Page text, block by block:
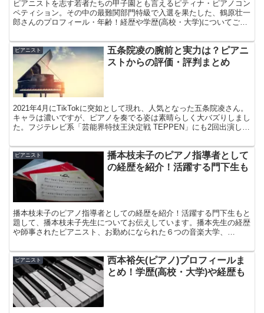
ピアニストを志す若者たちの甲子園とも言えるピティナ・ピアノコン
ペティション。その中の最難関部門特級で入選を果たした、鶴原壮一
郎さんのプロフィール・年齢！経歴や学歴(高校・大学)についてご紹
勉強されるそうで、その姿勢からとても勉強熱心な方なのだと思いま
した。この記事が鶴原壮一郎さんのことが気になるあなたの参考にな
ったら嬉しいです。
ピアニスト
五条院凌の腕前と実力は？ピアニ
ストからの評価・評判まとめ
2021年4月にTikTokに突如として現れ、人気となった五条院凌さん。
キャラは濃いですが、ピアノを奏でる姿は素晴らしく大バズりしまし
た。フジテレビ系「芸能界特技王決定戦 TEPPEN」にも2回出演して
凌さんですが、ピアノの腕前は小学生からでした。今回は五条院凌さ
んの腕前と実力、ピアニストからの評価評判についてまとめてみまし
た！
ピアニスト
播本枝未子のピアノ指導者として
の経歴を紹介！活躍する門下生も
播本枝未子のピアノ指導者としての経歴を紹介！活躍する門下生もと
題して、播本枝未子先生についてお伝えしています。播本先生の経歴
や師事されたピアニスト、お勤めになられた６つの音楽大学、
た先生の思いもご紹介しています。
ピアニスト
西本裕矢(ピアノ)プロフィールま
とめ！学歴(高校・大学)や経歴も